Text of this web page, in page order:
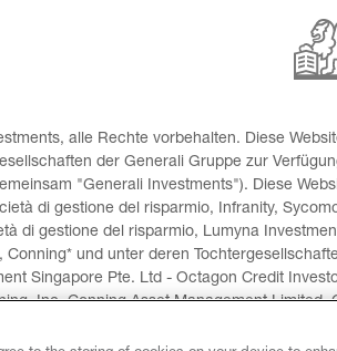
alle Rechte vorbehalten. Diese
der Generali Gruppe zur
"Generali Investments"). Diese
di gestione del risparmio, Infranity,
di gestione del risparmio, Lumyna
Conning* und unter deren
Singapore Pte. Ltd - Octagon Credit
Inc, Conning Asset Management